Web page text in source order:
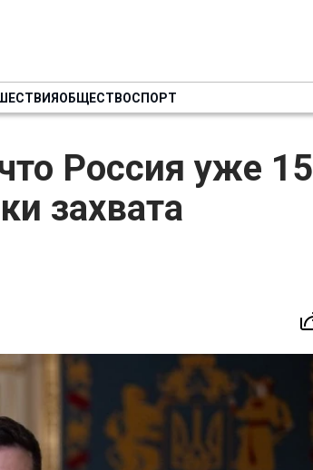
ОБЩЕСТВОСПОРТ
Россия уже 15
захвата